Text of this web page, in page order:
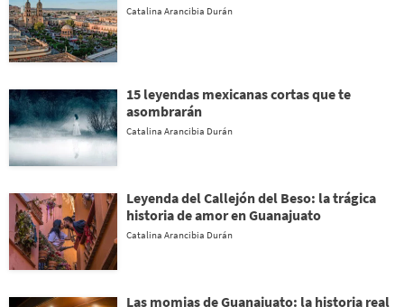
Catalina Arancibia Durán
15 leyendas mexicanas cortas que te
asombrarán
Catalina Arancibia Durán
Leyenda del Callejón del Beso: la trágica
historia de amor en Guanajuato
Catalina Arancibia Durán
Las momias de Guanajuato: la historia real